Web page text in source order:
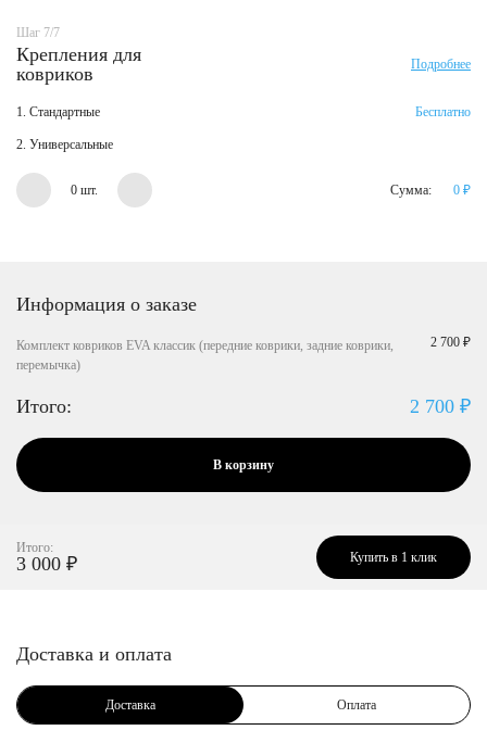
Шаг 7/7
Крепления для
ковриков
Подробнее
1. Стандартные Бесплатно
2. Универсальные
0 шт. Сумма: 0 ₽
Информация о заказе
Комплект ковриков EVA классик (передние коврики, задние коврики,
перемычка)
2 700 ₽
Итого: 2 700 ₽
В корзину
Итого:
3 000 ₽ Купить в 1 клик
Доставка и оплата
Доставка Оплата